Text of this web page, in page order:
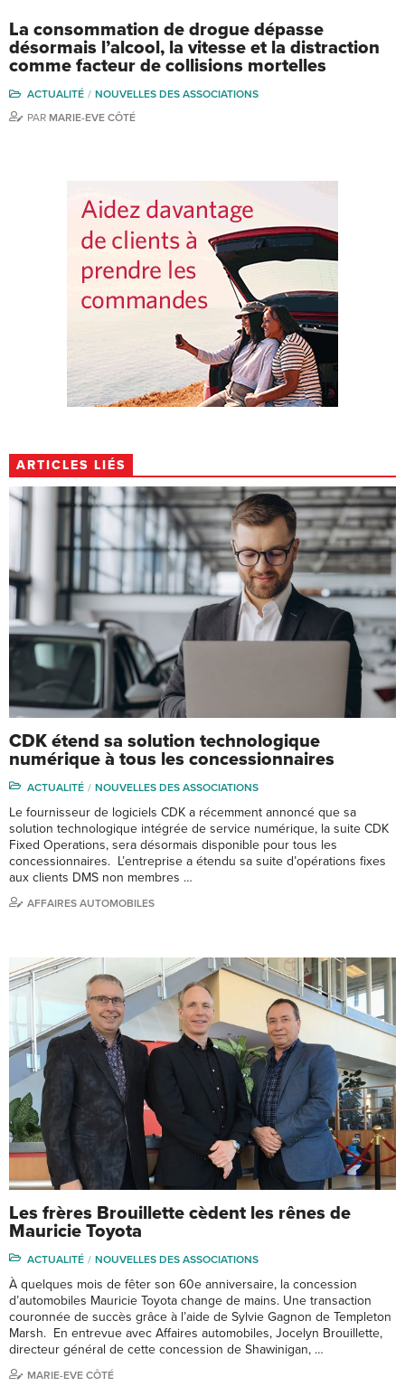
La consommation de drogue dépasse
désormais l’alcool, la vitesse et la distraction
comme facteur de collisions mortelles
ACTUALITÉ
NOUVELLES DES ASSOCIATIONS
PAR MARIE-EVE CÔTÉ
ARTICLES LIÉS
CDK étend sa solution technologique
numérique à tous les concessionnaires
ACTUALITÉ NOUVELLES DES ASSOCIATIONS
Le fournisseur de logiciels CDK a récemment annoncé que sa
solution technologique intégrée de service numérique, la suite CDK
Fixed Operations, sera désormais disponible pour tous les
concessionnaires. L’entreprise a étendu sa suite d’opérations fixes
aux clients DMS non membres …
AFFAIRES AUTOMOBILES
Les frères Brouillette cèdent les rênes de
Mauricie Toyota
ACTUALITÉ NOUVELLES DES ASSOCIATIONS
À quelques mois de fêter son 60e anniversaire, la concession
d’automobiles Mauricie Toyota change de mains. Une transaction
couronnée de succès grâce à l’aide de Sylvie Gagnon de Templeton
Marsh. En entrevue avec Affaires automobiles, Jocelyn Brouillette,
directeur général de cette concession de Shawinigan, …
MARIE-EVE CÔTÉ